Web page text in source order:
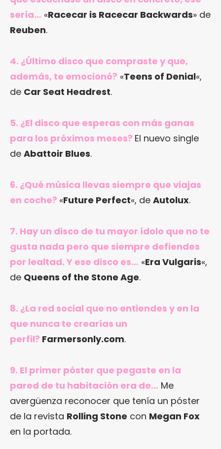
sería… «Racecar is Racecar Backwards» de
Reuben.
4. ¿Último disco que compraste y que,
además, te emocionó? «Teens of Denial«,
de Car Seat Headrest.
5. ¿El disco que esperas con más ganas
para los próximos meses? El nuevo single
de Abattoir Blues.
6. ¿Qué música llevas siempre que viajas
en coche? «Future Perfect«, de Autolux.
7. Hay un disco de tu mayor ídolo que no te
gusta nada pero que siempre defiendes
por lealtad. Y ese disco es… «Era Vulgaris«,
de Queens of the Stone Age.
8. ¿La red social que no entiendes y en la
que nunca te crearías un
perfil? Farmersonly.com.
9. El primer póster que pegaste en la
pared de tu habitación era de… Me
avergüenza reconocer que tenía un póster
de la revista Rolling Stone con Megan Fox
en la portada.